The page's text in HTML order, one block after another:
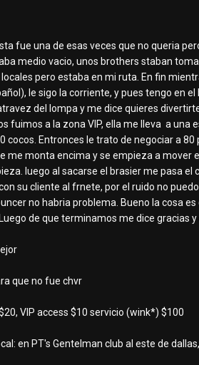
fue una de esas veces que no queria
medio vacio, unos brothers staban
pero estaba en mi ruta. En fin
le sigo la corriente, y pues tengo en
del lompa y me dice quieres
fuimos a la zona VIP, ella me lleva a
cocos. Entronces le trato de negociar a
me monta encima y se empieza a mover
luego al sacarse el brasier me pasa
su cliente al frnete, por el ruido no
no habria problema. Bueno la cosa
de que terminamos me dice gracias
que no fue chvr
VIP access $10 servicio (wink*) $100
en PT's Gentelman club al este de dallas,